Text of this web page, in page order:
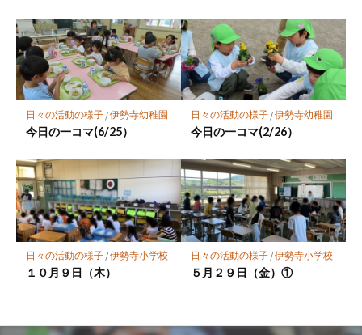
日々の活動の様子/伊勢寺幼稚園
今日の一コマ(6/25）
日々の活動の様子/伊勢寺幼稚園
今日の一コマ(2/26）
日々の活動の様子/伊勢寺小学校
１０月９日（木）
日々の活動の様子/伊勢寺小学校
５月２９日（金）①